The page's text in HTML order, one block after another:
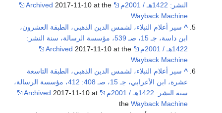
النشر: 1422هـ / 2001م
Archived 2017-11-10 at the
Wayback Machine
^ سير أعلام النبلاء، لشمس الدين الذهبي، الطبقة العشرون،
ابن داسة، جـ 15، صـ 539، مؤسسة الرسالة، سنة النشر:
1422هـ / 2001م
Archived 2017-11-10 at the
Wayback Machine
^ سير أعلام النبلاء، لشمس الدين الذهبي، الطبقة التاسعة
عشرة، ابن الأعرابي، جـ 15، صـ 408: 412، مؤسسة الرسالة،
سنة النشر: 1422هـ / 2001م
Archived 2017-11-10 at
theWayback Machine